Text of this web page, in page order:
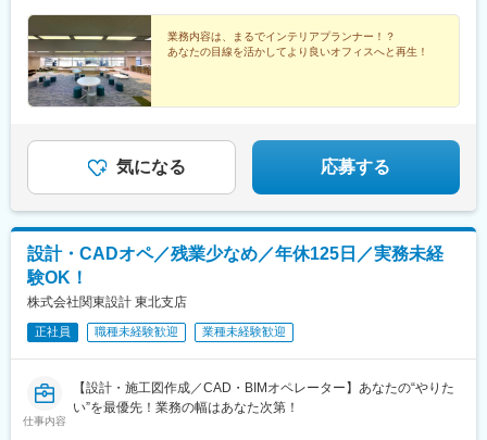
喫できます！※受動喫煙対策：あり（事務所内禁煙）
業務内容は、まるでインテリアプランナー！？
あなたの目線を活かしてより良いオフィスへと再生！
気になる 応募する
設計・CADオペ／残業少なめ／年休125日／実務未経
験OK！
株式会社関東設計 東北支店
正社員 職種未経験歓迎 業種未経験歓迎
仕事内容
【設計・施工図作成／CAD・BIMオペレーター】あなたの“やりた
い”を最優先！業務の幅はあなた次第！